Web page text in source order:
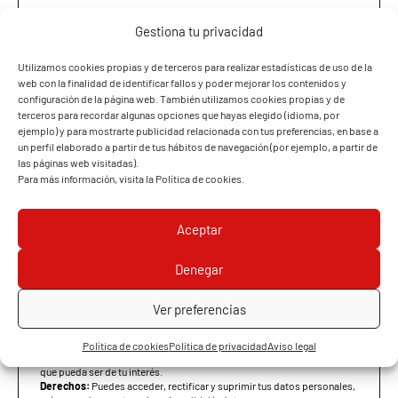
Gestiona tu privacidad
Utilizamos cookies propias y de terceros para realizar estadísticas de uso de la
web con la finalidad de identificar fallos y poder mejorar los contenidos y
configuración de la página web. También utilizamos cookies propias y de
terceros para recordar algunas opciones que hayas elegido (idioma, por
ejemplo) y para mostrarte publicidad relacionada con tus preferencias, en base a
un perfil elaborado a partir de tus hábitos de navegación (por ejemplo, a partir de
las páginas web visitadas).
Para más información, visita laPolítica de cookies
Aceptar
Denegar
Ver preferencias
Política de cookiesPolítica de privacidadAviso legal
Delantera
37 mm, tipo cartucho con
rebote
Trasera
Basculante rectangular
con monoamortiguador
ajustable en 10
posiciones
Delantero
mm
Disco de pétalo de 220
NEUMÁTICOS Y LLANTAS
Política de Privacidad
INFORMACIÓN BÁSICA SOBRE PROTECCIÓN DE DATOS
Ponernos en contacto contigo con el objetivo de
concertar una cita para que puedas realizar una prueba de los vehículos
que ponemos a tu disposición en nuestro concesionario, así como, en
que pueda ser de tu interés.
Derechos: Puedes acceder, rectificar y suprimir tus datos personales,